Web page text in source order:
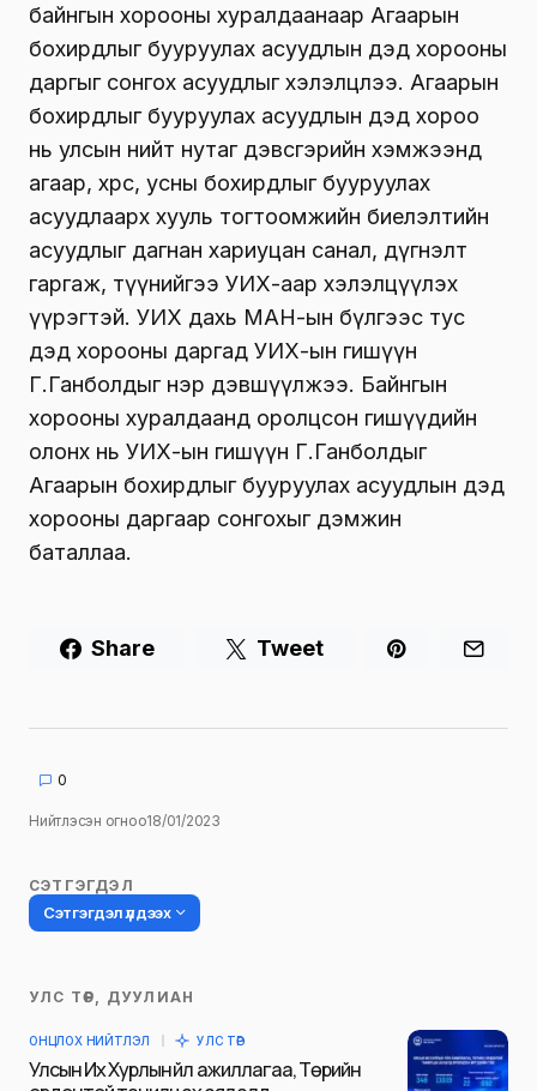
байнгын хорооны хуралдаанаар Агаарын
бохирдлыг бууруулах асуудлын дэд хорооны
даргыг сонгох асуудлыг хэлэлцлээ. Агаарын
бохирдлыг бууруулах асуудлын дэд хороо
нь улсын нийт нутаг дэвсгэрийн хэмжээнд
агаар, хөрс, усны бохирдлыг бууруулах
асуудлаарх хууль тогтоомжийн биелэлтийн
асуудлыг дагнан хариуцан санал, дүгнэлт
гаргаж, түүнийгээ УИХ-аар хэлэлцүүлэх
үүрэгтэй. УИХ дахь МАН-ын бүлгээс тус
дэд хорооны даргад УИХ-ын гишүүн
Г.Ганболдыг нэр дэвшүүлжээ. Байнгын
хорооны хуралдаанд оролцсон гишүүдийн
олонх нь УИХ-ын гишүүн Г.Ганболдыг
Агаарын бохирдлыг бууруулах асуудлын дэд
хорооны даргаар сонгохыг дэмжин
баталлаа.
Share Tweet
0
Нийтлэсэн огноо18/01/2023
СЭТГЭГДЭЛ
Сэтгэгдэл үлдээх
Таны имэйл хаягийг нийтлэхгүй.
тэмдэглэсэн
УЛС ТӨР, ДУУЛИАН
ОНЦЛОХ НИЙТЛЭЛ УЛС ТӨР
Улсын Их Хурлын үйл ажиллагаа, Төрийн